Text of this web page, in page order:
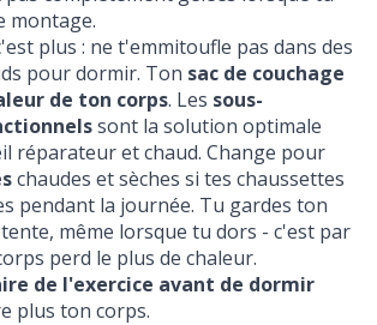
montage.
plus : ne t'emmitoufle pas dans des
pour dormir. Ton sac de couchage
de ton corps. Les sous-
sont la solution optimale
réparateur et chaud. Change pour
chaudes et sèches si tes chaussettes
pendant la journée. Tu gardes ton
même lorsque tu dors - c'est par
perd le plus de chaleur.
de l'exercice avant de dormir
plus ton corps.